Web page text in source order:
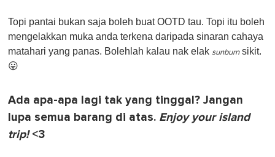
Topi pantai bukan saja boleh buat OOTD tau. Topi itu boleh
mengelakkan muka anda terkena daripada sinaran cahaya
matahari yang panas. Bolehlah kalau nak elak sunburnsikit.
😛
Ada apa-apa lagi tak yang tinggal? Jangan
lupa semua barang di atas. Enjoy your island
trip!<3